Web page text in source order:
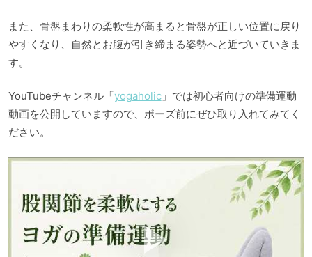
また、骨盤まわりの柔軟性が高まると骨盤が正しい位置に戻り
やすくなり、自然とお腹が引き締まる姿勢へと近づいていきま
す。
YouTubeチャンネル「yogaholic」では初心者向けの準備運動
動画を公開していますので、ポーズ前にぜひ取り入れてみてく
ださい。